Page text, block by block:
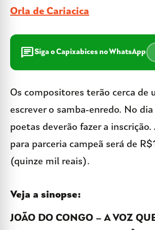
Orla de Cariacica
chatSiga o Capixabices no WhatsApp
Os compositores terão cerca de
escrever o samba-enredo. No
poetas deverão fazer a inscrição.
para parceria campeã será de
(quinze mil reais).
Veja a sinopse:
JOÃO DO CONGO – A VOZ